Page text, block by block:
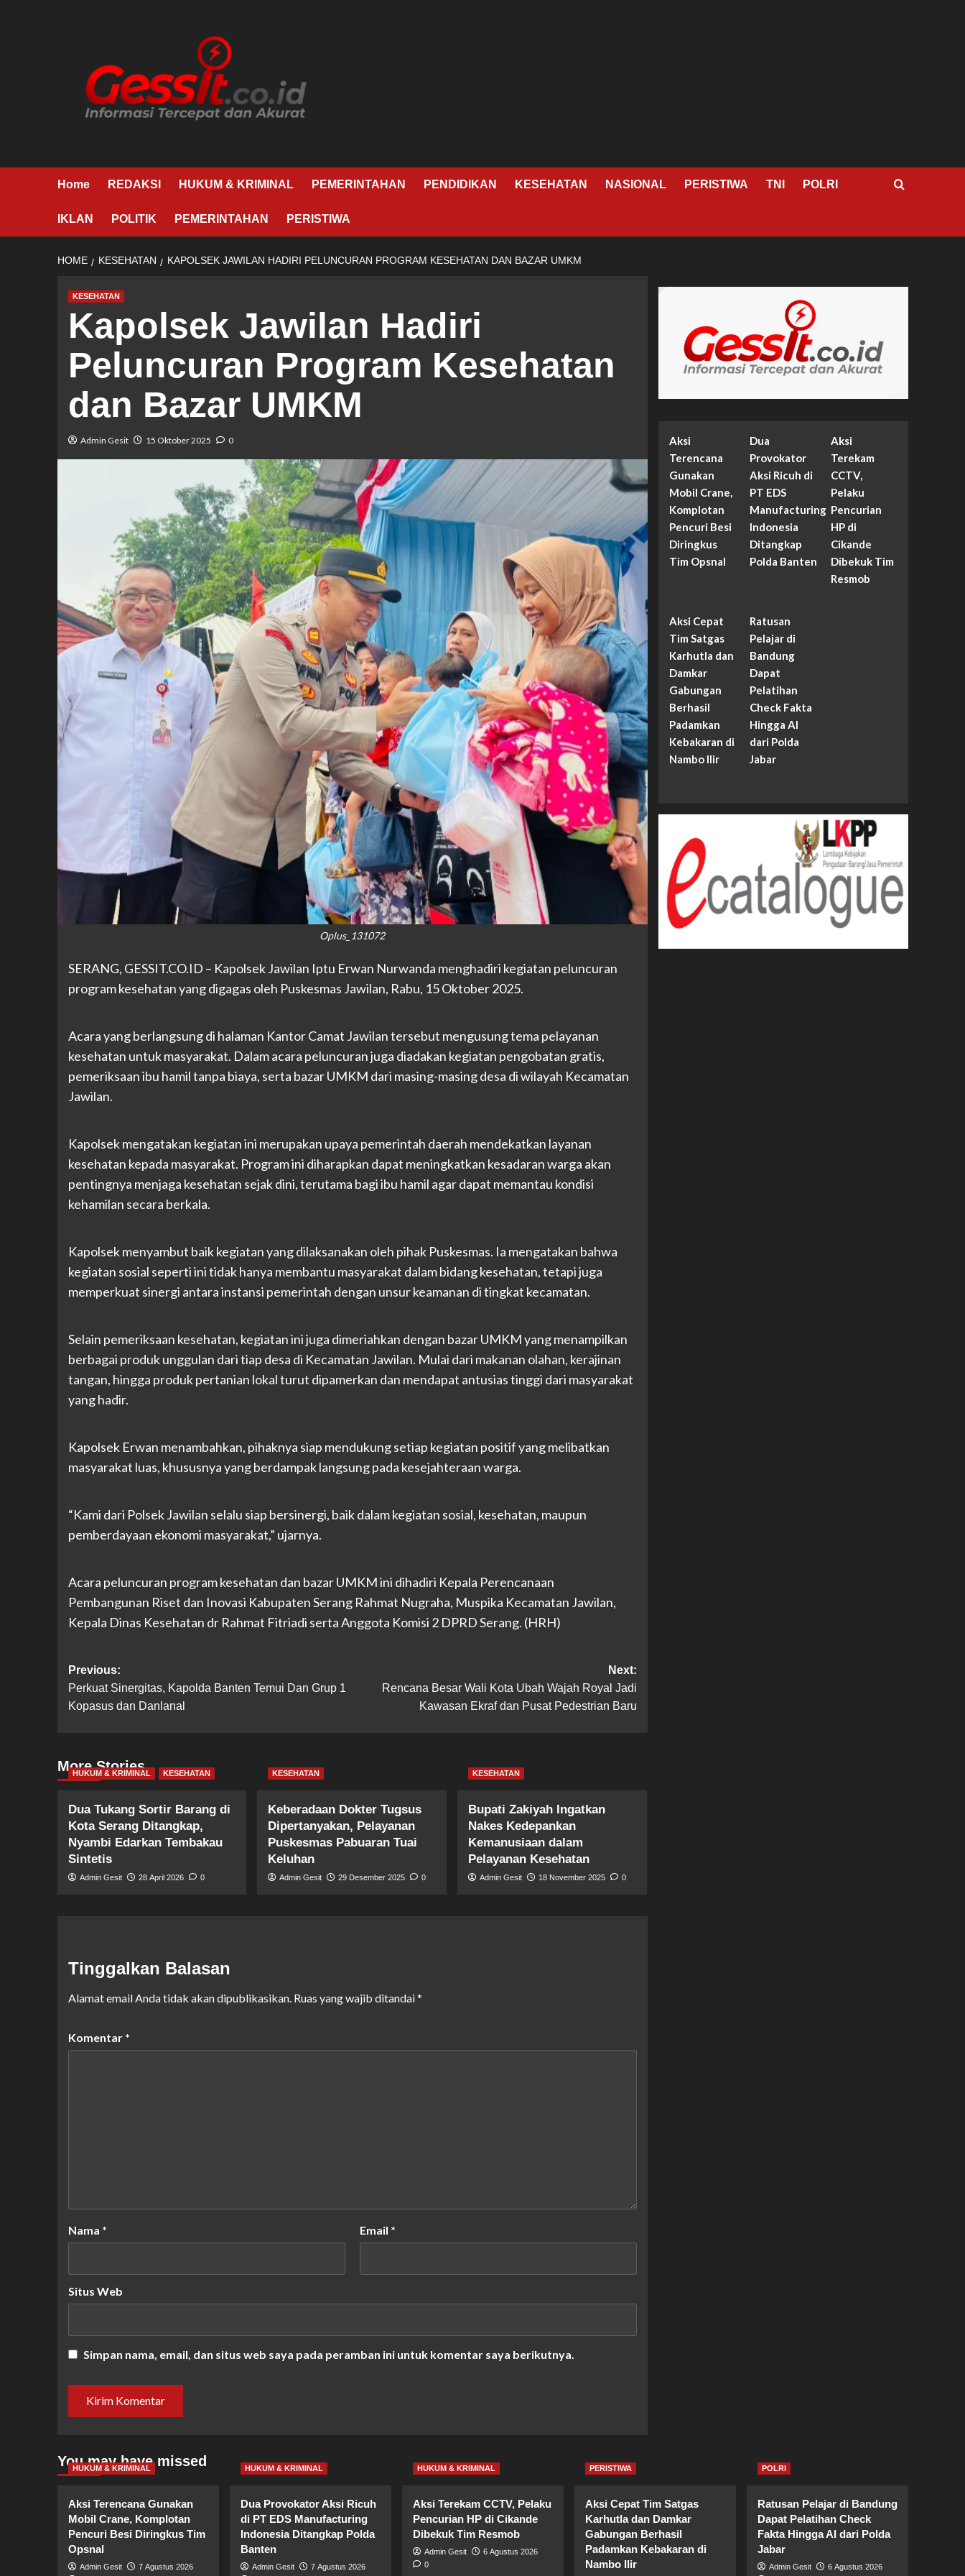
Home REDAKSI HUKUM & KRIMINAL PEMERINTAHAN PENDIDIKAN KESEHATAN NASIONAL PERISTIWA TNI POLRI
IKLAN POLITIK PEMERINTAHAN PERISTIWA
HOME KESEHATAN KAPOLSEK JAWILAN HADIRI PELUNCURAN PROGRAM KESEHATAN DAN BAZAR UMKM
KESEHATAN
Kapolsek Jawilan Hadiri
Peluncuran Program Kesehatan
dan Bazar UMKM
Admin Gesit 15 Oktober 2025 0
Oplus_131072
SERANG, GESSIT.CO.ID – Kapolsek Jawilan Iptu Erwan Nurwanda menghadiri kegiatan peluncuran
program kesehatan yang digagas oleh Puskesmas Jawilan, Rabu, 15 Oktober 2025.
Acara yang berlangsung di halaman Kantor Camat Jawilan tersebut mengusung tema pelayanan
kesehatan untuk masyarakat. Dalam acara peluncuran juga diadakan kegiatan pengobatan gratis,
pemeriksaan ibu hamil tanpa biaya, serta bazar UMKM dari masing-masing desa di wilayah Kecamatan
Jawilan.
Kapolsek mengatakan kegiatan ini merupakan upaya pemerintah daerah mendekatkan layanan
kesehatan kepada masyarakat. Program ini diharapkan dapat meningkatkan kesadaran warga akan
pentingnya menjaga kesehatan sejak dini, terutama bagi ibu hamil agar dapat memantau kondisi
kehamilan secara berkala.
Kapolsek menyambut baik kegiatan yang dilaksanakan oleh pihak Puskesmas. Ia mengatakan bahwa
kegiatan sosial seperti ini tidak hanya membantu masyarakat dalam bidang kesehatan, tetapi juga
memperkuat sinergi antara instansi pemerintah dengan unsur keamanan di tingkat kecamatan.
Selain pemeriksaan kesehatan, kegiatan ini juga dimeriahkan dengan bazar UMKM yang menampilkan
berbagai produk unggulan dari tiap desa di Kecamatan Jawilan. Mulai dari makanan olahan, kerajinan
tangan, hingga produk pertanian lokal turut dipamerkan dan mendapat antusias tinggi dari masyarakat
yang hadir.
Kapolsek Erwan menambahkan, pihaknya siap mendukung setiap kegiatan positif yang melibatkan
masyarakat luas, khususnya yang berdampak langsung pada kesejahteraan warga.
“Kami dari Polsek Jawilan selalu siap bersinergi, baik dalam kegiatan sosial, kesehatan, maupun
pemberdayaan ekonomi masyarakat,” ujarnya.
Acara peluncuran program kesehatan dan bazar UMKM ini dihadiri Kepala Perencanaan
Pembangunan Riset dan Inovasi Kabupaten Serang Rahmat Nugraha, Muspika Kecamatan Jawilan,
Kepala Dinas Kesehatan dr Rahmat Fitriadi serta Anggota Komisi 2 DPRD Serang. (HRH)
Post
navigation
Previous:
Perkuat Sinergitas, Kapolda Banten Temui Dan Grup 1
Kopasus dan Danlanal
Next:
Rencana Besar Wali Kota Ubah Wajah Royal Jadi
Kawasan Ekraf dan Pusat Pedestrian Baru
More Stories
HUKUM & KRIMINAL KESEHATAN
Dua Tukang Sortir Barang di
Kota Serang Ditangkap,
Nyambi Edarkan Tembakau
Sintetis
Admin Gesit 28 April 2026 0
KESEHATAN
Keberadaan Dokter Tugsus
Dipertanyakan, Pelayanan
Puskesmas Pabuaran Tuai
Keluhan
Admin Gesit 29 Desember 2025 0
KESEHATAN
Bupati Zakiyah Ingatkan
Nakes Kedepankan
Kemanusiaan dalam
Pelayanan Kesehatan
Admin Gesit 18 November 2025 0
Tinggalkan Balasan
Alamat email Anda tidak akan dipublikasikan. Ruas yang wajib ditandai*
Komentar *
Nama * Email *
Situs Web
Simpan nama, email, dan situs web saya pada peramban ini untuk komentar saya berikutnya.
Aksi
Terencana
Gunakan
Mobil Crane,
Komplotan
Pencuri Besi
Diringkus
Tim Opsnal
Dua
Provokator
Aksi Ricuh di
PT EDS
Manufacturing
Indonesia
Ditangkap
Polda Banten
Aksi
Terekam
CCTV,
Pelaku
Pencurian
HP di
Cikande
Dibekuk Tim
Resmob
Aksi Cepat
Tim Satgas
Karhutla dan
Damkar
Gabungan
Berhasil
Padamkan
Kebakaran di
Nambo Ilir
Ratusan
Pelajar di
Bandung
Dapat
Pelatihan
Check Fakta
Hingga AI
dari Polda
Jabar
You may have missed
HUKUM & KRIMINAL
Aksi Terencana Gunakan
Mobil Crane, Komplotan
Pencuri Besi Diringkus Tim
Opsnal
Admin Gesit
7 Agustus 2026
HUKUM & KRIMINAL
Dua Provokator Aksi Ricuh
di PT EDS Manufacturing
Indonesia Ditangkap Polda
Banten
Admin Gesit
7 Agustus 2026
HUKUM & KRIMINAL
Aksi Terekam CCTV, Pelaku
Pencurian HP di Cikande
Dibekuk Tim Resmob
Admin Gesit
6 Agustus 2026
0
PERISTIWA
Aksi Cepat Tim Satgas
Karhutla dan Damkar
Gabungan Berhasil
Padamkan Kebakaran di
Nambo Ilir
POLRI
Ratusan Pelajar di Bandung
Dapat Pelatihan Check
Fakta Hingga AI dari Polda
Jabar
Admin Gesit
6 Agustus 2026